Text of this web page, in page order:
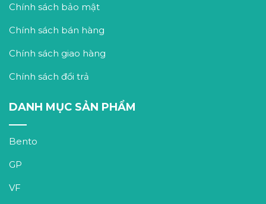
Chính sách bảo mật
Chính sách bán hàng
Chính sách giao hàng
Chính sách đổi trả
DANH MỤC SẢN PHẨM
Bento
GP
VF